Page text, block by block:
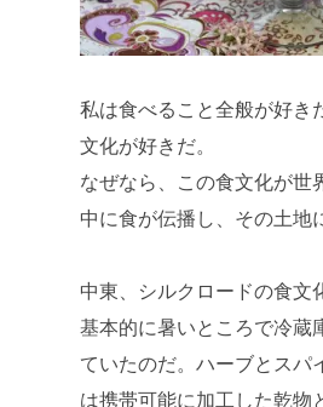
私は食べること全般が好き
文化が好きだ。
なぜなら、この食文化が世
中に食が伝播し、その土地
中東、シルクロードの食文
基本的に暑いところで冷蔵
ていたのだ。ハーブとスパ
は携帯可能に加工した乾物